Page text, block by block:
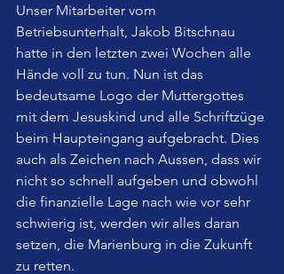
Unser Mitarbeiter vom
Betriebsunterhalt, Jakob Bitschnau
hatte in den letzten zwei Wochen alle
Hände voll zu tun. Nun ist das
bedeutsame Logo der Muttergottes
mit dem Jesuskind und alle Schriftzüge
beim Haupteingang aufgebracht. Dies
auch als Zeichen nach Aussen, dass wir
nicht so schnell aufgeben und obwohl
die finanzielle Lage nach wie vor sehr
schwierig ist, werden wir alles daran
setzen, die Marienburg in die Zukunft
zu retten.